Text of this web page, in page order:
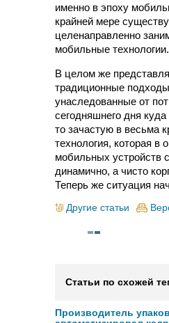
именно в эпоху
крайней мере
целенаправленно
мобильные технологии.
В целом же
традиционные
унаследованные от
сегодняшнего дня
то зачастую в весьма
технология, которая
мобильных устройств
динамично, а чисто
Теперь же ситуация
Другие статьи
Статьи по схожей
Производитель